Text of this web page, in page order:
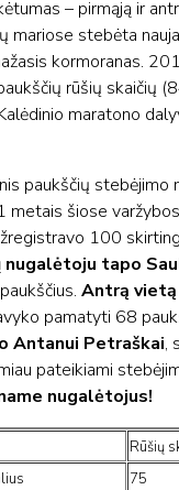
– pirmąją ir
mariose stebėta
kormoranas.
rūšių skaičių
maratono
paukščių stebėjimo
metais šiose
100
nugalėtoju tapo
Antrą vietą
pamatyti 68
Antanui Petraškai,
pateikiami
nugalėtojus!
Rūšių
75